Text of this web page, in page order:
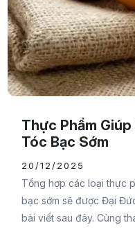
Thực Phẩm
Tóc Bạc Sớm
20/12/2025
Tổng hợp các loại thực
bạc sớm sẽ được Đại
bài viết sau đây. Cùng